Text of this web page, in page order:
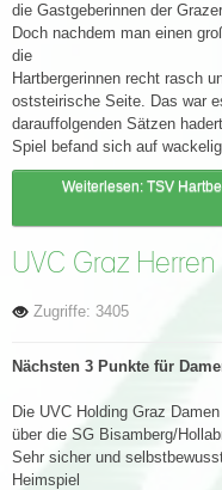
die Gastgeberinnen der
Doch nachdem man einen
die
Hartbergerinnen recht rasch
oststeirische Seite. Das war
darauffolgenden Sätzen
Spiel befand sich auf
Weiterlesen: TSV
UVC Graz
Zugriffe: 3405
Nächsten 3 Punkte für
Die UVC Holding Graz
über die SG Bisamberg/
Sehr sicher und
Heimspiel